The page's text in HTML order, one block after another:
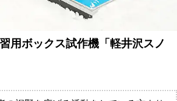
用ボックス試作機「軽井沢スノ